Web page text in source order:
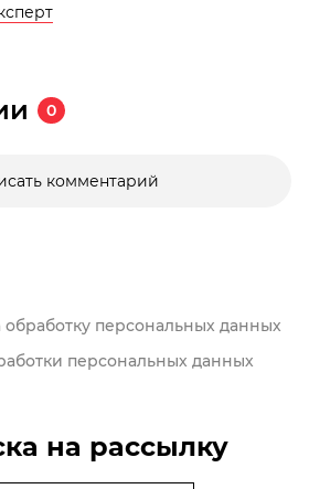
0
комментарий
обработку персональных данных
персональных данных
на рассылку